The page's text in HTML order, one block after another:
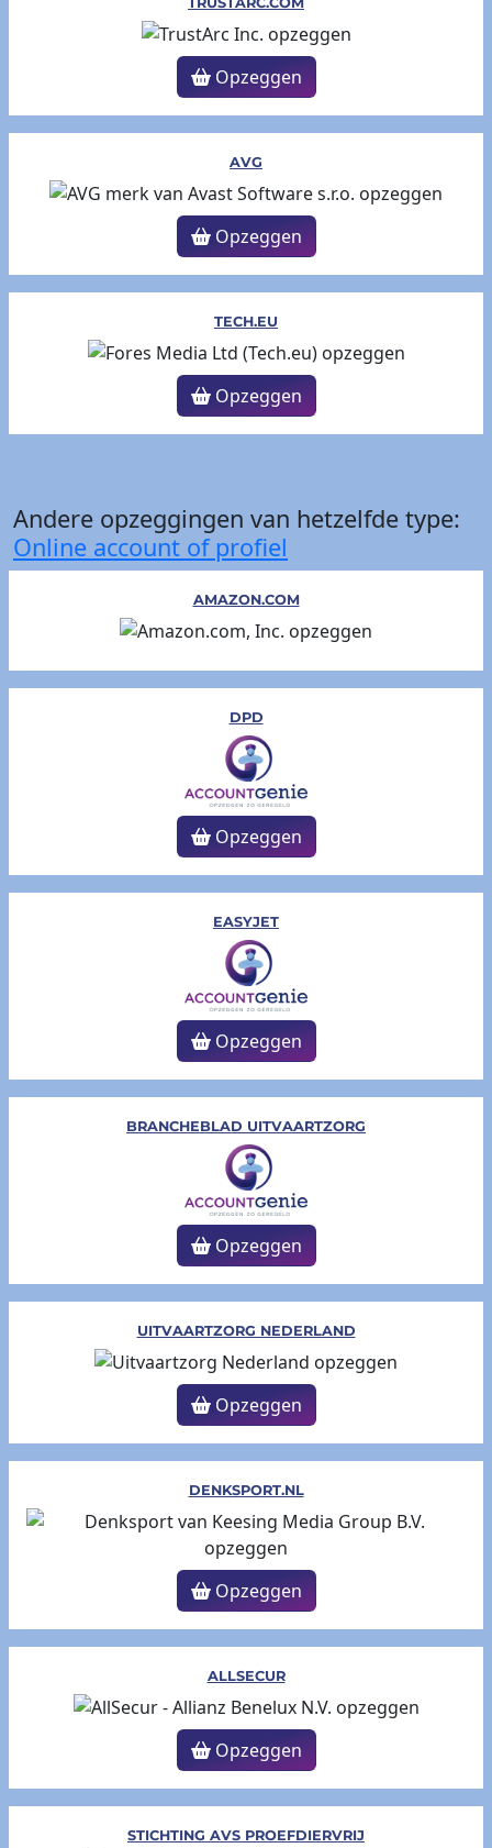
Opzeggen
AVG
Opzeggen
TECH.EU
Opzeggen
Andere opzeggingen van hetzelfde type:
Online account of profiel
AMAZON.COM
DPD
Opzeggen
EASYJET
Opzeggen
BRANCHEBLAD UITVAARTZORG
Opzeggen
UITVAARTZORG NEDERLAND
Opzeggen
DENKSPORT.NL
Opzeggen
ALLSECUR
Opzeggen
STICHTING AVS PROEFDIERVRIJ